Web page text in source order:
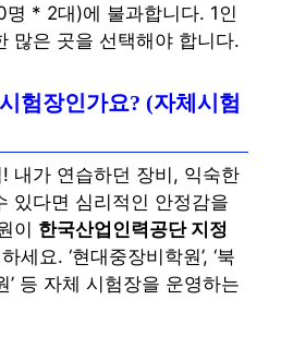
* 2대)에 불과합니다. 1인
많은 곳을 선택해야 합니다.
험장인가요? (자체시험
내가 연습하던 장비, 익숙한
있다면 심리적인 안정감을
이 한국산업인력공단 지정
세요. ‘현대중장비학원’, ‘북
’ 등 자체 시험장을 운영하는